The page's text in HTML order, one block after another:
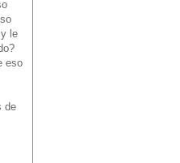
le
eso
de